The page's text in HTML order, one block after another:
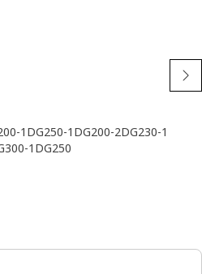
1 DG250-1 DG200-2DG230-1
1 DG250